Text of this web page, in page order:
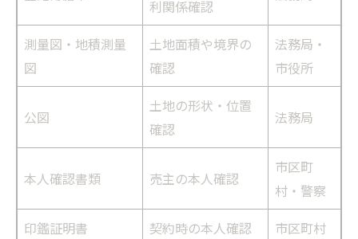
利関係確認
測量図・地積測量
図
土地面積や境界の
確認
法務局・
市役所
公図
土地の形状・位置
確認
法務局
本人確認書類 売主の本人確認
市区町
村・警察
印鑑証明書
契約時の本人確認
市区町村